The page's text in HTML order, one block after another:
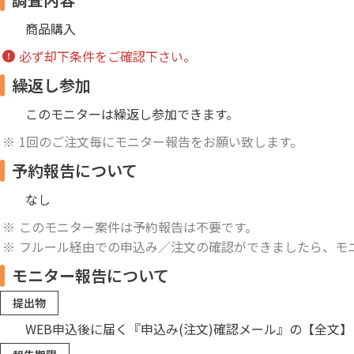
商品購入
必ず却下条件をご確認下さい。
繰返し参加
このモニターは繰返し参加できます。
1回のご注文毎にモニター報告をお願い致します。
予約報告について
なし
このモニター案件は予約報告は不要です。
フルール経由での申込み／注文の確認ができましたら、モ
モニター報告について
提出物
WEB申込後に届く『申込み(注文)確認メール』の【全文】